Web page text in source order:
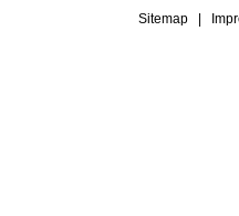
Sitemap